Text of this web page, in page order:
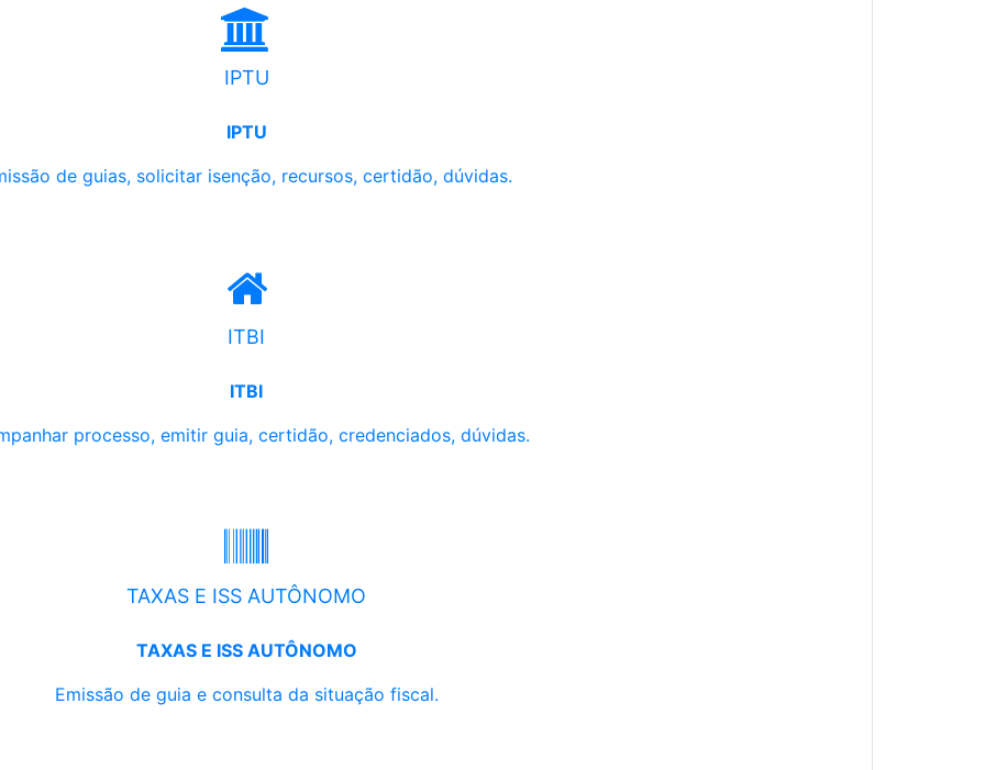
IPTU
IPTU
de guias, solicitar isenção, recursos, certidão, dúvidas.
ITBI
ITBI
processo, emitir guia, certidão, credenciados, dúvidas.
TAXAS E ISS AUTÔNOMO
TAXAS E ISS AUTÔNOMO
Emissão de guia e consulta da situação fiscal.